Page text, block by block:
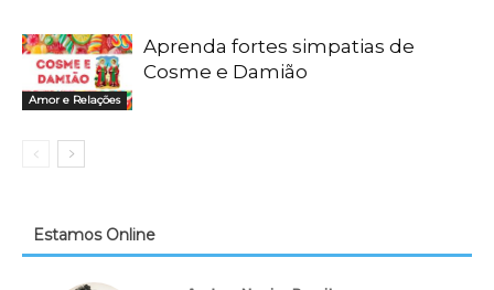
Amor e Relações
Aprenda fortes simpatias de
Cosme e Damião
Estamos Online